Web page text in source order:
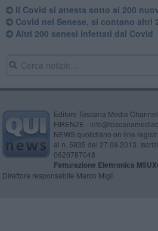
Il Covid si attesta sotto ai 200
Covid nel Senese, si contano altri
Altri 200 senesi infettati dal Covid
Editore Toscana Media
FIRENZE -
NEWS quotidiano on line
al n. 5935 del 27.09.2013.
0620787048
Fatturazione Elettronica
Direttore responsabile Marco Migli